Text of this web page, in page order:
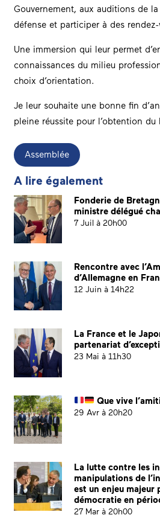
Gouvernement, aux auditions de
défense et participer à des
Une immersion qui leur permet
connaissances du milieu
choix d’orientation.
Je leur souhaite une bonne fin
pleine réussite pour l’obtention du
Assemblée
A lire également
Fonderie de
ministre délégué
7 Juil à 20h00
Rencontre avec
d’Allemagne en
12 Juin à 14h22
La France et le
partenariat
23 Mai à 11h30
Que vive
29 Avr à 20h20
La lutte contre les
manipulations de
est un enjeu
démocratie en
27 Mar à 20h00